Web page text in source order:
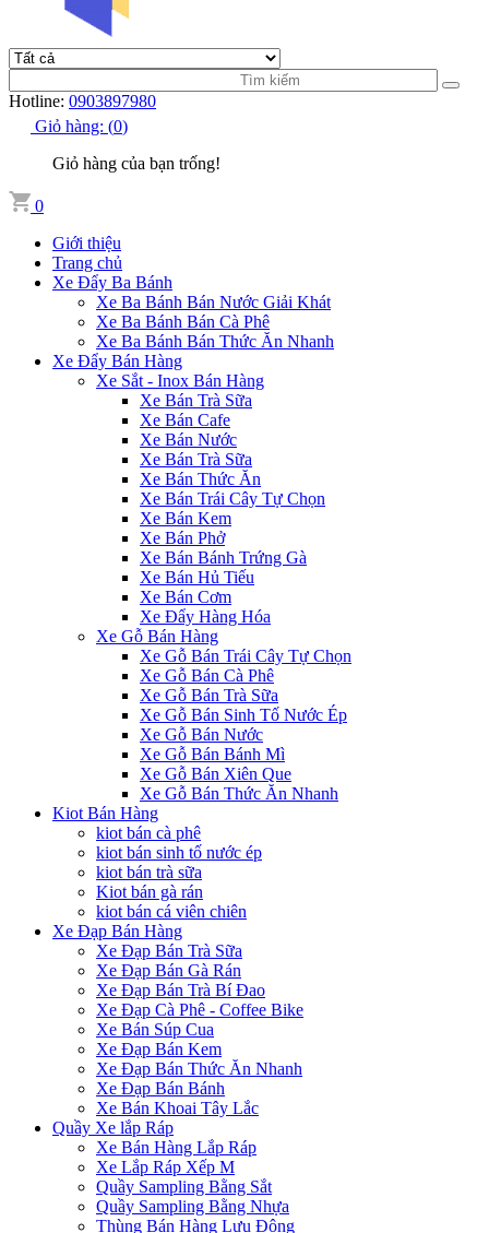
Hotline: 0903897980
Giỏ hàng: (0)
Giỏ hàng của bạn trống!
0
Giới thiệu
Trang chủ
Xe Đẩy Ba Bánh
Xe Ba Bánh Bán Nước Giải Khát
Xe Ba Bánh Bán Cà Phê
Xe Ba Bánh Bán Thức Ăn Nhanh
Xe Đẩy Bán Hàng
Xe Sắt - Inox Bán Hàng
Xe Bán Trà Sữa
Xe Bán Cafe
Xe Bán Nước
Xe Bán Trà Sữa
Xe Bán Thức Ăn
Xe Bán Trái Cây Tự Chọn
Xe Bán Kem
Xe Bán Phở
Xe Bán Bánh Trứng Gà
Xe Bán Hủ Tiếu
Xe Bán Cơm
Xe Đẩy Hàng Hóa
Xe Gỗ Bán Hàng
Xe Gỗ Bán Trái Cây Tự Chọn
Xe Gỗ Bán Cà Phê
Xe Gỗ Bán Trà Sữa
Xe Gỗ Bán Sinh Tố Nước Ép
Xe Gỗ Bán Nước
Xe Gỗ Bán Bánh Mì
Xe Gỗ Bán Xiên Que
Xe Gỗ Bán Thức Ăn Nhanh
Kiot Bán Hàng
kiot bán cà phê
kiot bán sinh tố nước ép
kiot bán trà sữa
Kiot bán gà rán
kiot bán cá viên chiên
Xe Đạp Bán Hàng
Xe Đạp Bán Trà Sữa
Xe Đạp Bán Gà Rán
Xe Đạp Bán Trà Bí Đao
Xe Đạp Cà Phê - Coffee Bike
Xe Bán Súp Cua
Xe Đạp Bán Kem
Xe Đạp Bán Thức Ăn Nhanh
Xe Đạp Bán Bánh
Xe Bán Khoai Tây Lắc
Quầy Xe lắp Ráp
Xe Bán Hàng Lắp Ráp
Xe Lắp Ráp Xếp M
Quầy Sampling Bằng Sắt
Quầy Sampling Bằng Nhựa
Thùng Bán Hàng Lưu Động